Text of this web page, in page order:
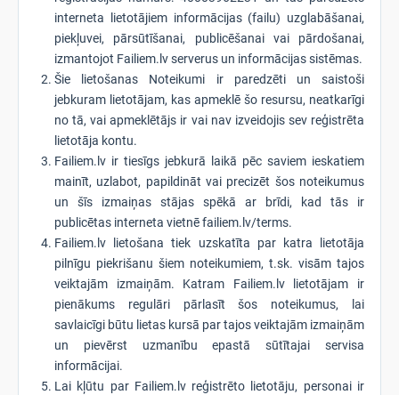
interneta lietotājiem informācijas (failu) uzglabāšanai,
piekļuvei, pārsūtīšanai, publicēšanai vai pārdošanai,
izmantojot Failiem.lv serverus un informācijas sistēmas.
Šie lietošanas Noteikumi ir paredzēti un saistoši
jebkuram lietotājam, kas apmeklē šo resursu, neatkarīgi
no tā, vai apmeklētājs ir vai nav izveidojis sev reģistrēta
lietotāja kontu.
Failiem.lv ir tiesīgs jebkurā laikā pēc saviem ieskatiem
mainīt, uzlabot, papildināt vai precizēt šos noteikumus
un šīs izmaiņas stājas spēkā ar brīdi, kad tās ir
publicētas interneta vietnē failiem.lv/terms.
Failiem.lv lietošana tiek uzskatīta par katra lietotāja
pilnīgu piekrišanu šiem noteikumiem, t.sk. visām tajos
veiktajām izmaiņām. Katram Failiem.lv lietotājam ir
pienākums regulāri pārlasīt šos noteikumus, lai
savlaicīgi būtu lietas kursā par tajos veiktajām izmaiņām
un pievērst uzmanību epastā sūtītajai servisa
informācijai.
Lai kļūtu par Failiem.lv reģistrēto lietotāju, personai ir